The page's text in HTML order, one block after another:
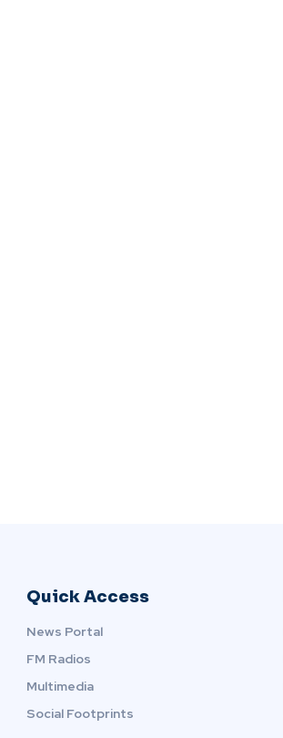
Quick Access
News Portal
FM Radios
Multimedia
Social Footprints